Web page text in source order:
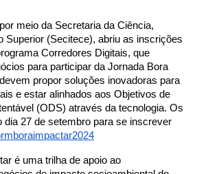
meio da Secretaria da Ciência,
Superior (Secitece), abriu as inscrições
Corredores Digitais, que
para participar da Jornada Bora
propor soluções inovadoras para
e estar alinhados aos Objetivos de
(ODS) através da tecnologia. Os
dia 27 de setembro para se inscrever
é uma trilha de apoio ao